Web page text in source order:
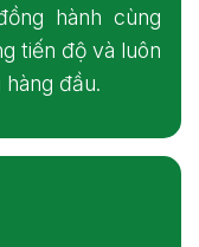
hành cùng
tiến độ và luôn
đầu.